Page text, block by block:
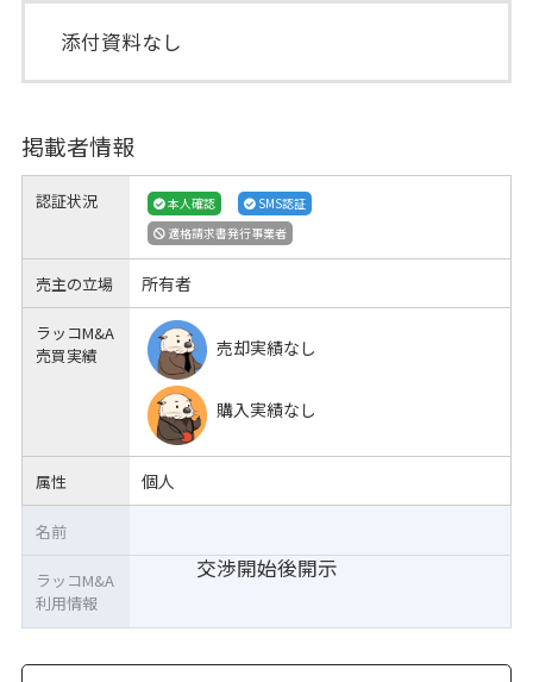
添付資料なし
掲載者情報
認証状況 本人確認
SMS認証
適格請求書発行事業者
売主の立場 所有者
ラッコM&A
売買実績
売却実績なし
購入実績なし
属性 個人
交渉開始後開示
名前
ラッコM&A
利用情報